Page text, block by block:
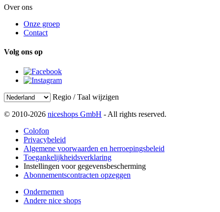
Over ons
Onze groep
Contact
Volg ons op
Regio / Taal wijzigen
© 2010-2026 niceshops GmbH - All rights reserved.
Colofon
Privacybeleid
Algemene voorwaarden en herroepingsbeleid
Toegankelijkheidsverklaring
Instellingen voor gegevensbescherming
Abonnementscontracten opzeggen
Ondernemen
Andere nice shops